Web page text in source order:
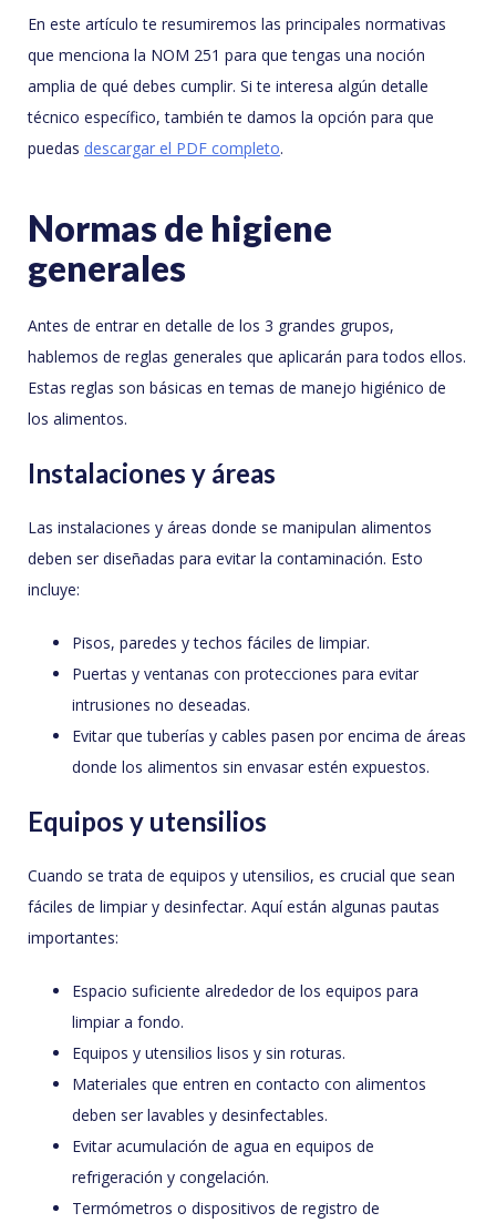
En este artículo te resumiremos las principales normativas
que menciona la NOM 251 para que tengas una noción
amplia de qué debes cumplir. Si te interesa algún detalle
técnico específico, también te damos la opción para que
puedas descargar el PDF completo.
Normas de higiene
generales
Antes de entrar en detalle de los 3 grandes grupos,
hablemos de reglas generales que aplicarán para todos ellos.
Estas reglas son básicas en temas de manejo higiénico de
los alimentos.
Instalaciones y áreas
Las instalaciones y áreas donde se manipulan alimentos
deben ser diseñadas para evitar la contaminación. Esto
incluye:
Pisos, paredes y techos fáciles de limpiar.
Puertas y ventanas con protecciones para evitar
intrusiones no deseadas.
Evitar que tuberías y cables pasen por encima de áreas
donde los alimentos sin envasar estén expuestos.
Equipos y utensilios
Cuando se trata de equipos y utensilios, es crucial que sean
fáciles de limpiar y desinfectar. Aquí están algunas pautas
importantes:
Espacio suficiente alrededor de los equipos para
limpiar a fondo.
Equipos y utensilios lisos y sin roturas.
Materiales que entren en contacto con alimentos
deben ser lavables y desinfectables.
Evitar acumulación de agua en equipos de
refrigeración y congelación.
Termómetros o dispositivos de registro de